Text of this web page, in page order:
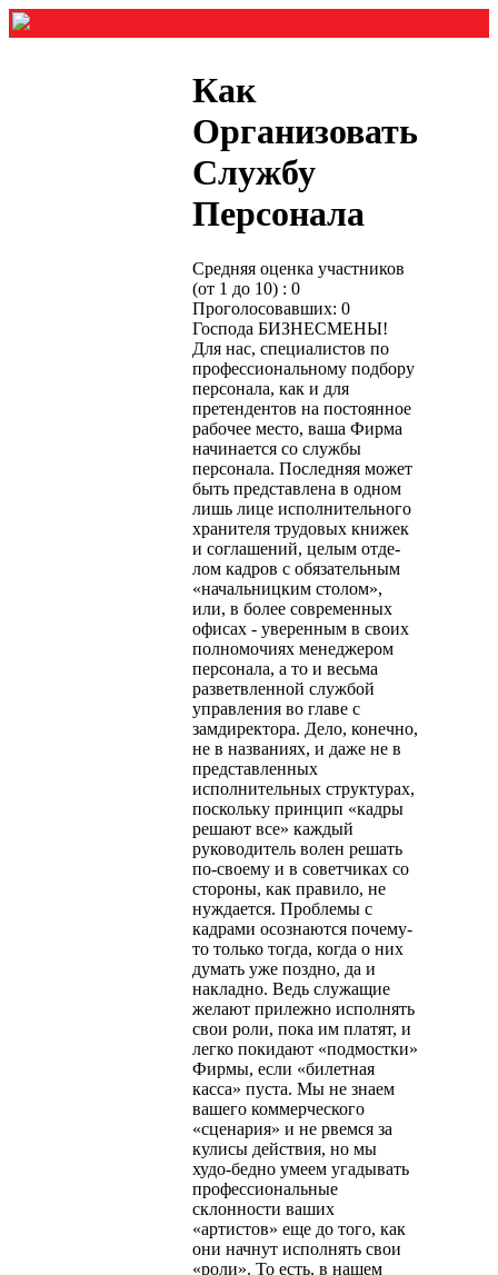
Как
Организовать
Службу
Персонала
Средняя оценка участников
(от 1 до 10) : 0
Проголосовавших: 0
Господа БИЗНЕСМЕНЫ!
Для нас, специалистов по
профессио­нальному подбору
персонала, как и для
претендентов на постоян­ное
рабочее место, ваша Фирма
начинается со службы
персонала. Последняя может
быть представлена в одном
лишь лице исполни­тельного
хранителя трудовых книжек
и соглашений, целым отде­
лом кадров с обязательным
«начальницким столом»,
или, в более современных
офисах - уверенным в своих
полномочиях менедже­ром
персонала, а то и весьма
разветвленной службой
управления во главе с
замдиректора. Дело, конечно,
не в названиях, и даже не в
представленных
исполнительных структурах,
поскольку принцип «кадры
решают все» каждый
руководитель волен решать
по-своему и в советчиках со
стороны, как правило, не
нуждается. Про­блемы с
кадрами осознаются почему-
то только тогда, когда о них
думать уже поздно, да и
накладно. Ведь служащие
желают прилеж­но исполнять
свои роли, пока им платят, и
легко покидают «под­мостки»
Фирмы, если «билетная
касса» пуста. Мы не знаем
вашего коммерческого
«сценария» и не рвемся за
кулисы действия, но мы
худо-бедно умеем угадывать
профессиональные
склонности ваших
«артистов» еще до того, как
они начнут исполнять свои
«роли». То есть, в нашем